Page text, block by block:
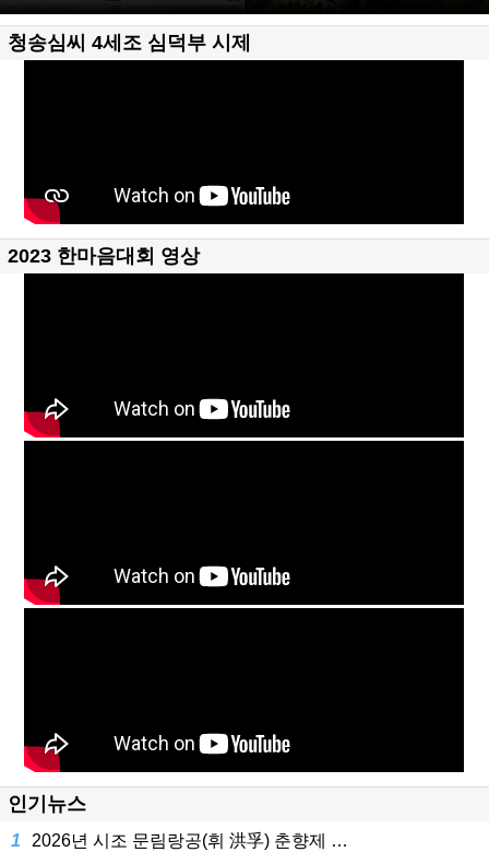
청송심씨 4세조 심덕부 시제
2023 한마음대회 영상
인기뉴스
1 2026년 시조 문림랑공(휘 洪孚) 춘향제 …